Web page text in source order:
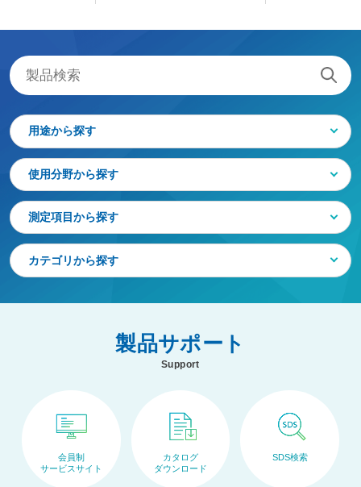
製品サポート
Support
会員制
サービスサイト
カタログ
ダウンロード
SDS検索